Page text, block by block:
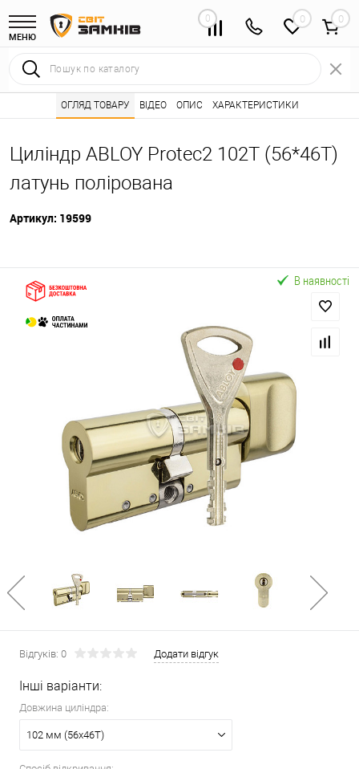
МЕНЮ
0 0
Інтернет магазин замків • Каталог товарів ⭐ • Серцевини
Циліндр ABLOY Protec2 102T (56*46T)
латунь полірована
Артикул: 19599
ОГЛЯД ТОВАРУ ВІДЕО ОПИС ХАРАКТЕРИСТИКИ
Відгуків: 0 Додати відгук
Інші варіанти:
Довжина циліндра:
102 мм (56x46T)
В наявності